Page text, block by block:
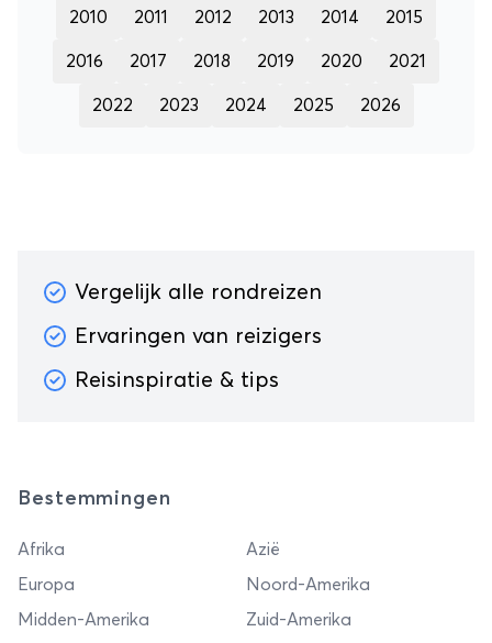
2010 2011 2012 2013 2014 2015
2016 2017 2018 2019 2020 2021
2022 2023 2024 2025 2026
Vergelijk alle rondreizen
Ervaringen van reizigers
Reisinspiratie & tips
Bestemmingen
Afrika
Azië
Europa
Noord-Amerika
Midden-Amerika
Zuid-Amerika